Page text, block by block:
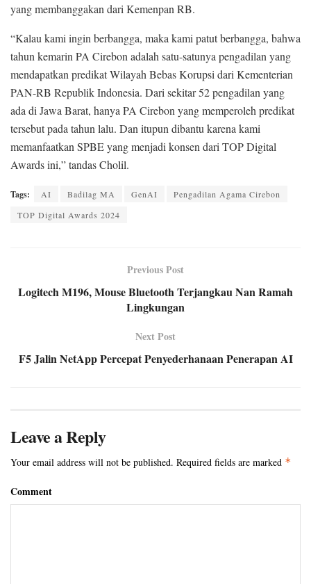
yang membanggakan dari Kemenpan RB.
“Kalau kami ingin berbangga, maka kami patut berbangga, bahwa
tahun kemarin PA Cirebon adalah satu-satunya pengadilan yang
mendapatkan predikat Wilayah Bebas Korupsi dari Kementerian
PAN-RB Republik Indonesia. Dari sekitar 52 pengadilan yang
ada di Jawa Barat, hanya PA Cirebon yang memperoleh predikat
tersebut pada tahun lalu. Dan itupun dibantu karena kami
memanfaatkan SPBE yang menjadi konsen dari TOP Digital
Awards ini,” tandas Cholil.
Tags: AI Badilag MA GenAI
Pengadilan Agama Cirebon
TOP Digital Awards 2024
Previous Post
Logitech M196, Mouse Bluetooth Terjangkau Nan Ramah
Lingkungan
Next Post
F5 Jalin NetApp Percepat Penyederhanaan Penerapan AI
Leave a Reply
Your email address will not be published. Required fields are marked *
Comment